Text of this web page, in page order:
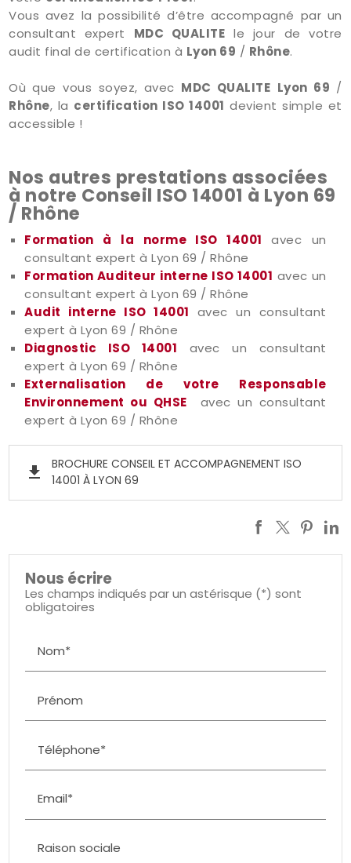
Vous avez la possibilité d’être accompagné par un
consultant expert MDC QUALITE le jour de votre
audit final de certification à Lyon 69 / Rhône.
Où que vous soyez, avec MDC QUALITE Lyon 69 /
Rhône, la certification ISO 14001 devient simple et
accessible !
Nos autres prestations associées
à notre Conseil ISO 14001 à Lyon 69
/ Rhône
Formation à la norme ISO 14001
avec un
consultant expert à Lyon 69 / Rhône
Formation Auditeur interne ISO 14001 avec un
consultant expert à Lyon 69 / Rhône
Audit interne ISO 14001 avec un consultant
expert à Lyon 69 / Rhône
Diagnostic ISO 14001 avec un consultant
expert à Lyon 69 / Rhône
Externalisation de votre Responsable
Environnement ou QHSE avec un consultant
expert à Lyon 69 / Rhône
get_app
BROCHURE CONSEIL ET ACCOMPAGNEMENT ISO
14001 À LYON 69
Nous écrire
Les champs indiqués par un astérisque (*) sont
obligatoires
Nom*
Prénom
Téléphone*
Email*
Raison sociale